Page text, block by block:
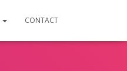
CONTACT